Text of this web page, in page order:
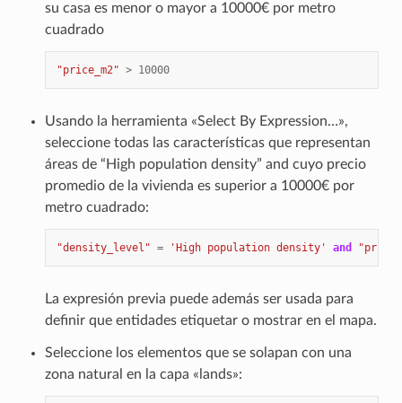
su casa es menor o mayor a 10000€ por metro
cuadrado
"price_m2" > 10000
Usando la herramienta «Select By Expression…»,
seleccione todas las características que representan
áreas de “High population density” and cuyo precio
promedio de la vivienda es superior a 10000€ por
metro cuadrado:
"density_level" = 'High population density' and
La expresión previa puede además ser usada para
definir que entidades etiquetar o mostrar en el mapa.
Seleccione los elementos que se solapan con una
zona natural en la capa «lands»: